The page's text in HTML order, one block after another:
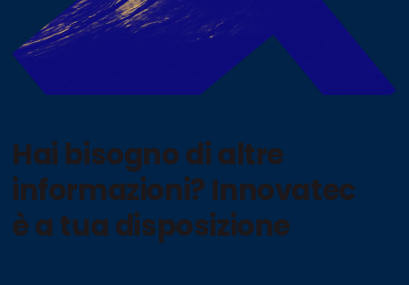
Hai bisogno di altre
informazioni? Innovatec
è a tua disposizione